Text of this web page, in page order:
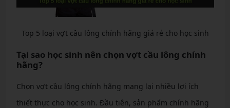
Top 5 loại vợt cầu lông chính hãng giá rẻ cho học sinh
Tại sao học sinh nên chọn vợt cầu lông chính
hãng?
Chọn vợt cầu lông chính hãng mang lại nhiều lợi ích
thiết thực cho học sinh. Đầu tiên, sản phẩm chính hãng